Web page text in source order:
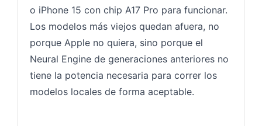
o iPhone 15 con chip A17 Pro para funcionar.
Los modelos más viejos quedan afuera, no
porque Apple no quiera, sino porque el
Neural Engine de generaciones anteriores no
tiene la potencia necesaria para correr los
modelos locales de forma aceptable.